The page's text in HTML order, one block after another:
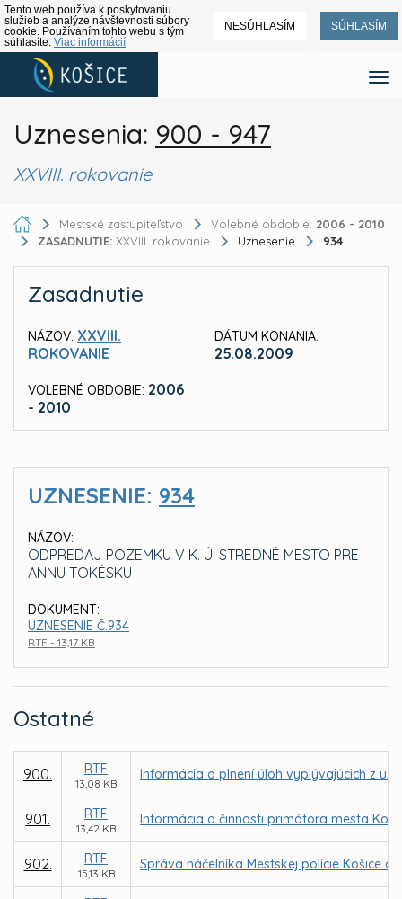
Tento web používa k poskytovaniu
služieb a analýze návštevnosti súbory
cookie. Používaním tohto webu s tým
súhlasíte. Viac informácií
NESÚHLASÍM SÚHLASÍM
Uznesenia: 900 - 947
XXVIII. rokovanie
Mestské zastupiteľstvo Volebné obdobie: 2006 - 2010
ZASADNUTIE: XXVIII. rokovanie Uznesenie 934
Zasadnutie
NÁZOV: XXVIII.
ROKOVANIE
VOLEBNÉ OBDOBIE: 2006
- 2010
DÁTUM KONANIA:
25.08.2009
UZNESENIE: 934
NÁZOV:
ODPREDAJ POZEMKU V K. Ú. STREDNÉ MESTO PRE
ANNU TÖKÉSKU
DOKUMENT:
UZNESENIE Č.934
RTF - 13,17 KB
Ostatné
900. RTF
13,08 KB
Informácia o plnení úloh vyplývajúcich z
901. RTF
13,42 KB
Informácia o činnosti primátora mesta
902. RTF
15,13 KB
Správa náčelníka Mestskej polície Košice o